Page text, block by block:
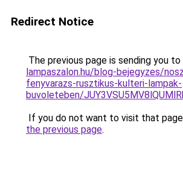
Redirect Notice
The previous page is sending you to
lampaszalon.hu/blog-bejegyzes/
fenyvarazs-rusztikus-kulteri-lampak-
buvoleteben/
If you do not want to visit that
the previous page.